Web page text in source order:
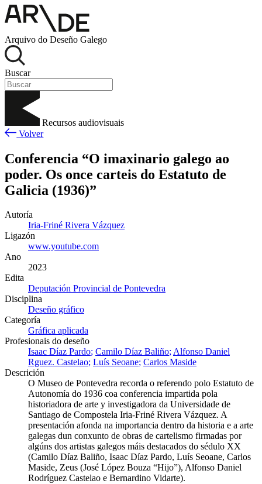
Arquivo do Deseño Galego
Buscar
Recursos audiovisuais
Volver
Conferencia “O imaxinario galego ao
poder. Os once carteis do Estatuto de
Galicia (1936)”
Autoría
Iria-Friné Rivera Vázquez
Ligazón
www.youtube.com
Ano
2023
Edita
Deputación Provincial de Pontevedra
Disciplina
Deseño gráfico
Categoría
Gráfica aplicada
Profesionais do deseño
Isaac Díaz Pardo Camilo Díaz Baliño Alfonso Daniel
Rguez. Castelao Luís Seoane Carlos Maside
Descrición
O Museo de Pontevedra recorda o referendo polo Estatuto de
Autonomía do 1936 coa conferencia impartida pola
historiadora de arte y investigadora da Universidade de
Santiago de Compostela Iria-Friné Rivera Vázquez. A
presentación afonda na importancia dentro da historia e a arte
galegas dun conxunto de obras de cartelismo firmadas por
algúns dos artistas galegos máis destacados do sédulo XX
(Camilo Díaz Baliño, Isaac Díaz Pardo, Luís Seoane, Carlos
Maside, Zeus (José López Bouza “Hijo”), Alfonso Daniel
Rodríguez Castelao e Bernardino Vidarte).